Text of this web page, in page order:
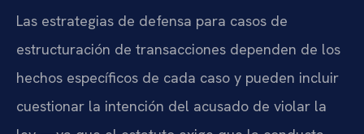
Las estrategias de defensa para casos de
estructuración de transacciones dependen de los
hechos específicos de cada caso y pueden incluir
cuestionar la intención del acusado de violar la